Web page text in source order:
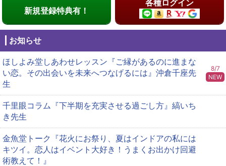
新規登録特典有！
各種ログイン
お知らせ
ほしよみ堂しあわせレッスン『ご縁があるのに進まな
い恋。その出会いを未来へつなげるには』沖倉千座先
生
8/7
NEW
千里眼コラム『下半期を充実させる過ごし方』縞いち
き先生
金魚堂トーク『花火にお祭り、夏はインドアの私には
キツイ。恋人はイベント大好き！うまくお出かけ回避
術教えて！』